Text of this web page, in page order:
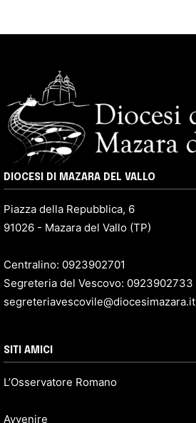
DIOCESI DI MAZARA DEL VALLO
Piazza della Repubblica, 6
91026 - Mazara del Vallo (TP)
Centralino: 0923902701
Segreteria del Vescovo: 0923902733
segreteriavescovile@diocesimazara.it
SITI AMICI
L’Osservatore Romano
Avvenire